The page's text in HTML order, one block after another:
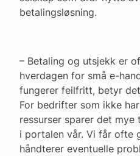
betalingsløsning.
– Betaling og utsjekk er
hverdagen for små e-
fungerer feilfritt, betyr
For bedrifter som ikke
ressurser sparer det
i portalen vår. Vi får ofte
håndterer eventuelle